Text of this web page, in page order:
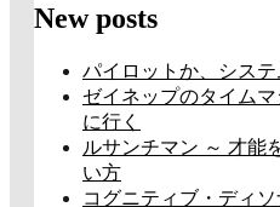
New posts
パイロットか、シス
ゼイネップのタイム
に行く
ルサンチマン ～ 才能
い方
コグニティブ・ディ